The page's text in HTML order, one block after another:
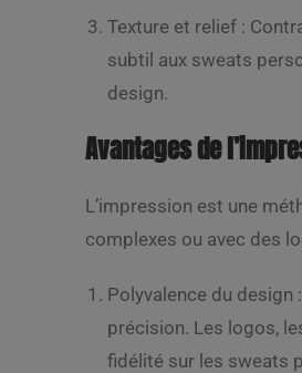
Texture et relief :
subtil aux sweats
design.
Avantages de
L’impression est une
complexes ou avec des
Polyvalence du design
précision. Les logos,
fidélité sur les sweats